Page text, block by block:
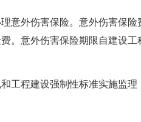
外伤害保险。意外伤害保险
。意外伤害保险期限自建设工
程建设强制性标准实施监理